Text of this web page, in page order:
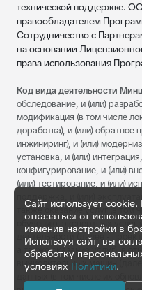
технической поддержке.
правообладателем
Сотрудничество с
на основании
права использования
Код вида деятельности
обследование, и (или)
модификация (в том числе
доработка), и (или) обратное
инжиниринг), и (или)
установка, и (или)
конфигурирование, и (или)
(или) тестирование, и (или)
поддержка, и (или)
также оказание услуг (в том
обучению, экспертных
деятельности (далее -
а также оказание услуг), в
вычислительных машин
данных (в том числе их
Сайт использует
отказаться от
изменив настройки в
Используя сайт, вы
обработку
условиях Политики.